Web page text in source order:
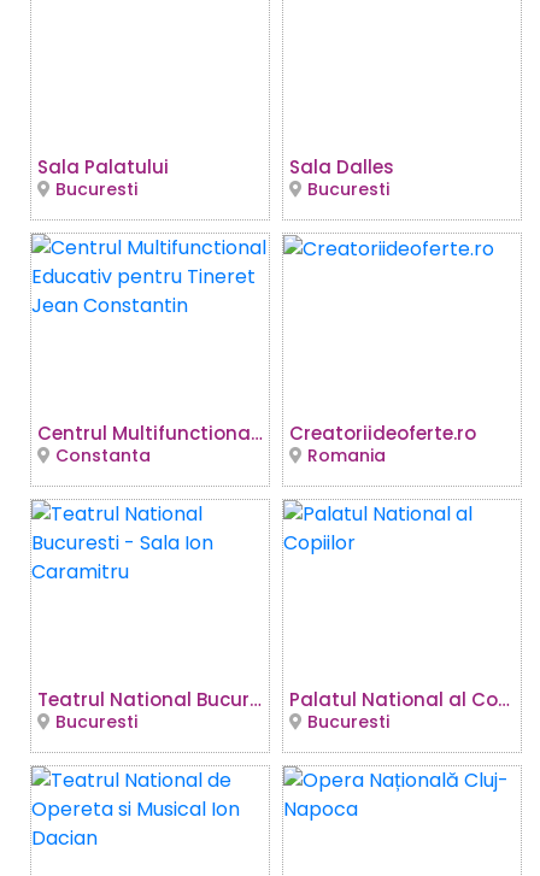
Sala Palatului
Bucuresti
Sala Dalles
Bucuresti
Centrul Multifunctional Educativ pentru Tineret Jean Constantin
Constanta
Creatoriideoferte.ro
Romania
Teatrul National Bucuresti - Sala Ion Caramitru
Bucuresti
Palatul National al Copiilor
Bucuresti